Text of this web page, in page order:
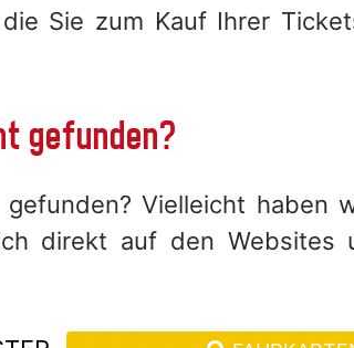
Sie zum Kauf Ihrer
gefunden?
Vielleicht haben
direkt auf den Websites